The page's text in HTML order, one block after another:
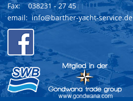
Fax: 038231 - 27 45
email:info@barther-yacht-service.de